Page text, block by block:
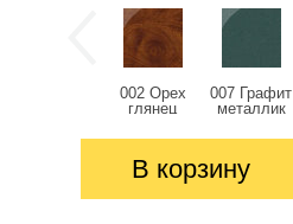
002 Орех
глянец
007 Графит
металлик
В корзину